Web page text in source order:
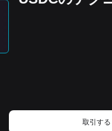
governance may not
取引する